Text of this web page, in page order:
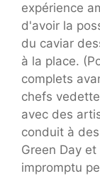
expérience
d'avoir la
du caviar
à la place.
complets
chefs
avec des
conduit à
Green Day
impromptu